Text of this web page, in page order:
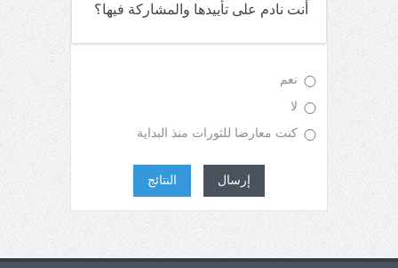
أنت نادم على تأييدها والمشاركة فيها؟
نعم
لا
كنت معارضا للثورات منذ البداية
إرسال النتائج